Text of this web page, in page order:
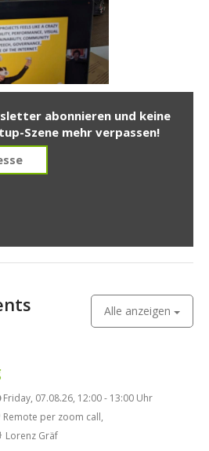
abonnieren und keine
Szene mehr verpassen!
Alle anzeigen
Friday, 07.08.26, 12:00 - 13:00 Uhr
Remote per zoom call,
Lorenz Gräf